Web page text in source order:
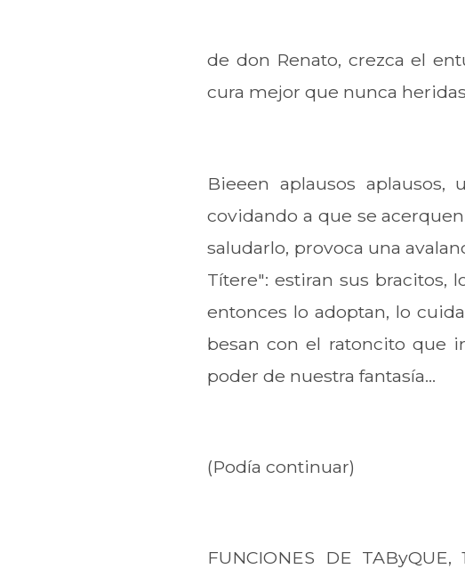
de don Renato, crezca el
cura mejor que nunca
Bieeen aplausos
covidando a que se
saludarlo, provoca una
Títere": estiran sus bracitos,
entonces lo adoptan, lo
besan con el ratoncito que
poder de nuestra fantasía...
(Podía continuar)
FUNCIONES DE